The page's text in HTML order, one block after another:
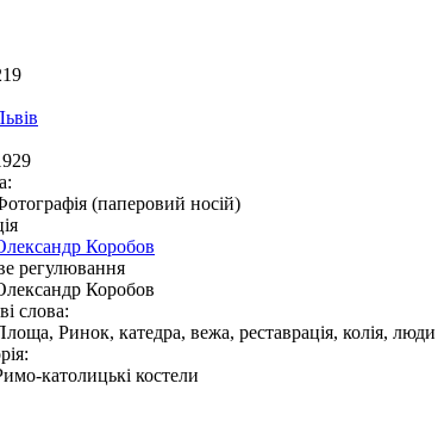
(паперовий носій)
Коробов
регулювання
Коробов
слова:
Ринок, катедра, вежа, реставрація, колія, люди
католицькі костели